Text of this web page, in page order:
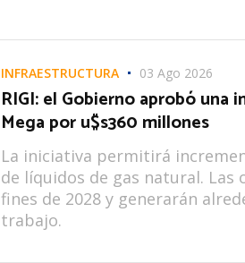
INFRAESTRUCTURA 03 Ago 2026
RIGI: el Gobierno aprobó una
Mega por u$s360 millones
La iniciativa permitirá
de líquidos de gas natural. Las
fines de 2028 y generarán
trabajo.